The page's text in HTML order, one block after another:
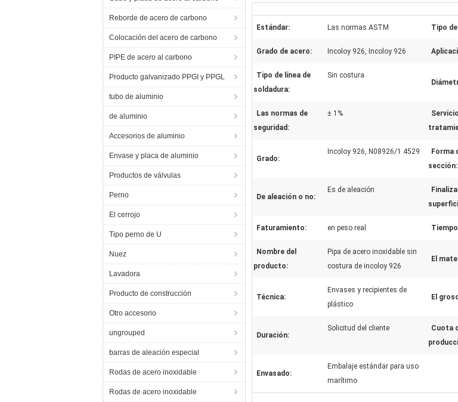
Reborde de acero de carbono
Colocación del acero de carbono
PIPE de acero al carbono
Producto galvanizado PPGI y PPGL
tubo de aluminio
de aluminio
Accesorios de aluminio
Envase y placa de aluminio
Productos de válvulas
Perno
El cerrojo
Tipo perno de U
Nuez
Lavadora
Producto de construcción
Otro accesorio
ungrouped
barras de aleación especial
Rodas de acero inoxidable
Rodas de acero inoxidable
Estándar: Las normas ASTM Tipo
Grado de acero: Incoloy 926, Incoloy 926
Tipo de línea de
soldadura:
Sin costura
Las normas de
seguridad:
± 1%
Grado:
Incoloy 926, N08926/1.4529
Forma
sección:
De aleación o no:
Es de aleación
Faturamiento: en peso real
Nombre del
producto:
Pipa de acero inoxidable sin
costura de incoloy 926
El
Técnica:
Envases y recipientes de
plástico
El
Duración:
Solicitud del cliente
Cuota
Envasado:
Embalaje estándar para uso
marítimo